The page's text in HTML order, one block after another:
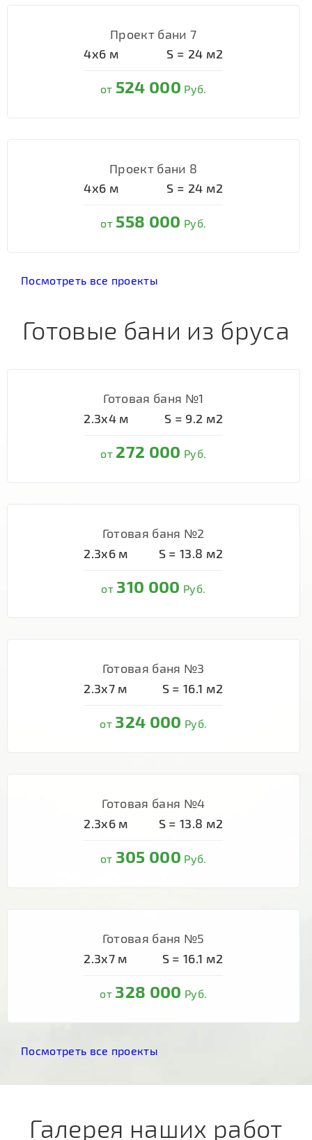
Проект бани 7
4х6 м S = 24 м2
от 524 000 Руб.
Проект бани 8
4х6 м S = 24 м2
от 558 000 Руб.
Посмотреть все проекты
Готовые бани из бруса
Готовая баня №1
2.3х4м S = 9.2 м2
от 272 000 Руб.
Готовая баня №2
2.3х6м S = 13.8 м2
от 310 000 Руб.
Готовая баня №3
2.3х7м S = 16.1 м2
от 324 000 Руб.
Готовая баня №4
2.3х6м S = 13.8 м2
от 305 000 Руб.
Готовая баня №5
2.3х7м S = 16.1 м2
от 328 000 Руб.
Посмотреть все проекты
Галерея наших работ